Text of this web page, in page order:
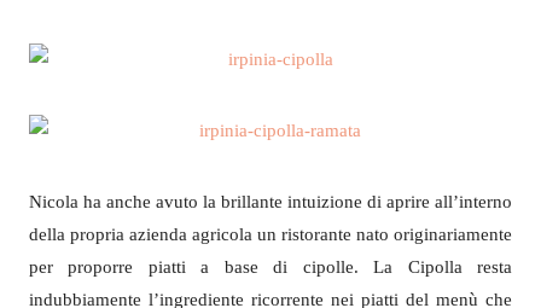
Nicola ha anche avuto la brillante intuizione di aprire all’interno
della propria azienda agricola un ristorante nato originariamente
per proporre piatti a base di cipolle. La Cipolla resta
indubbiamente l’ingrediente ricorrente nei piatti del menù che